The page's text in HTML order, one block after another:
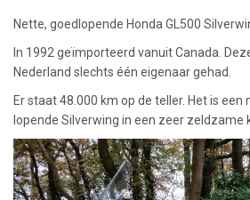
Nette, goedlopende Honda GL500
In 1992 geïmporteerd vanuit Canada.
Nederland slechts één eigenaar gehad.
Er staat 48.000 km op de teller. Het is een
lopende Silverwing in een zeer zeldzame